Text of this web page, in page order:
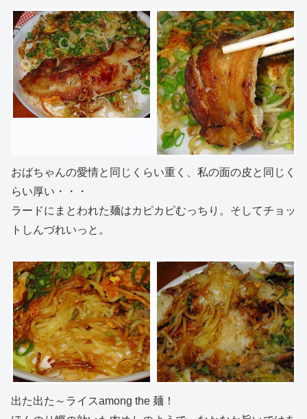
おばちゃんの愛情と同じくらい重く、私の面の皮と同じく
らい厚い・・・
ラードにまとわれた麺はカピカピむっちり。そしてチョッ
トしんづれいっと。
出た出た～ライスamong the 麺！